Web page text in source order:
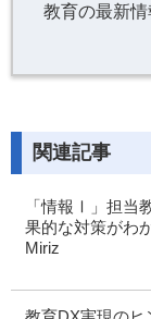
教育の最新
関連記事
「情報Ⅰ」担当
果的な対策がわ
Miriz